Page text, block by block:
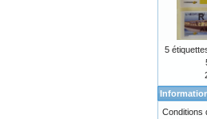
5
Conditions